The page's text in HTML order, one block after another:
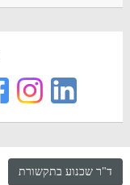
ד"ר שכנוע בתקשורת